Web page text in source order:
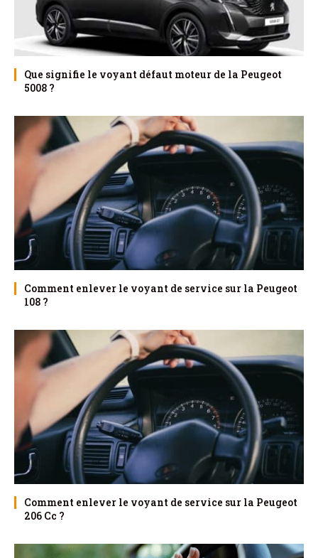
Que signifie le voyant défaut moteur de la Peugeot
5008 ?
Comment enlever le voyant de service sur la Peugeot
108 ?
Comment enlever le voyant de service sur la Peugeot
206 Cc ?